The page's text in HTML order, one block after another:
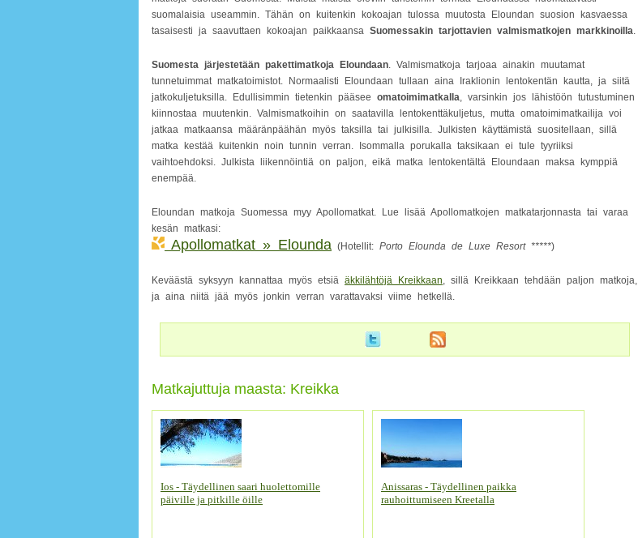
suomalaisia useammin. Tähän on kuitenkin kokoajan tulossa muutosta Eloundan suosion kasvaessa
tasaisesti ja saavuttaen kokoajan paikkaansa Suomessakin tarjottavien valmismatkojen markkinoilla.
Suomesta järjestetään pakettimatkoja Eloundaan. Valmismatkoja tarjoaa ainakin muutamat
tunnetuimmat matkatoimistot. Normaalisti Eloundaan tullaan aina Iraklionin lentokentän kautta, ja siitä
jatkokuljetuksilla. Edullisimmin tietenkin pääsee omatoimimatkalla, varsinkin jos lähistöön tutustuminen
kiinnostaa muutenkin. Valmismatkoihin on saatavilla lentokenttäkuljetus, mutta omatoimimatkailija voi
jatkaa matkaansa määränpäähän myös taksilla tai julkisilla. Julkisten käyttämistä suositellaan, sillä
matka kestää kuitenkin noin tunnin verran. Isommalla porukalla taksikaan ei tule tyyriiksi
vaihtoehdoksi. Julkista liikennöintiä on paljon, eikä matka lentokentältä Eloundaan maksa kymppiä
enempää.
Eloundan matkoja Suomessa myy Apollomatkat. Lue lisää Apollomatkojen matkatarjonnasta tai varaa
kesän matkasi:
Apollomatkat » Elounda (Hotellit: Porto Elounda de Luxe Resort *****)
Keväästä syksyyn kannattaa myös etsiä äkkilähtöjä Kreikkaan, sillä Kreikkaan tehdään paljon matkoja,
ja aina niitä jää myös jonkin verran varattavaksi viime hetkellä.
Matkajuttuja maasta: Kreikka
Ios - Täydellinen saari huolettomille
päiville ja pitkille öille
Anissaras - Täydellinen paikka
rauhoittumiseen Kreetalla